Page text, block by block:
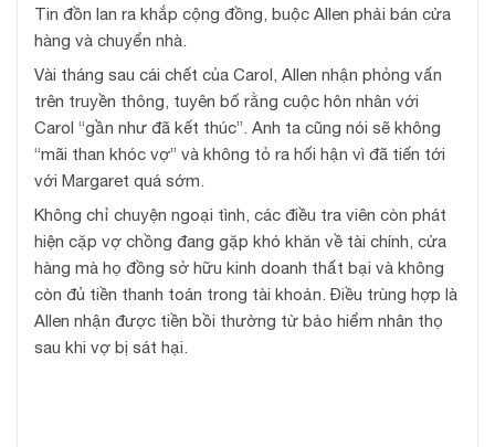
Tin đồn lan ra khắp cộng đồng, buộc Allen phải bán cửa
hàng và chuyển nhà.
Vài tháng sau cái chết của Carol, Allen nhận phỏng vấn
trên truyền thông, tuyên bố rằng cuộc hôn nhân với
Carol “gần như đã kết thúc”. Anh ta cũng nói sẽ không
“mãi than khóc vợ” và không tỏ ra hối hận vì đã tiến tới
với Margaret quá sớm.
Không chỉ chuyện ngoại tình, các điều tra viên còn phát
hiện cặp vợ chồng đang gặp khó khăn về tài chính, cửa
hàng mà họ đồng sở hữu kinh doanh thất bại và không
còn đủ tiền thanh toán trong tài khoản. Điều trùng hợp là
Allen nhận được tiền bồi thường từ bảo hiểm nhân thọ
sau khi vợ bị sát hại.